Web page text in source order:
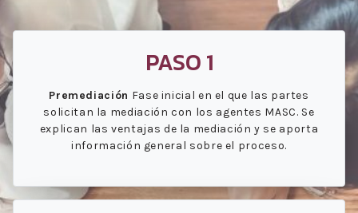
PASO 1
Premediación Fase inicial en el que las partes
solicitan la mediación con los agentes MASC. Se
explican las ventajas de la mediación y se aporta
información general sobre el proceso.